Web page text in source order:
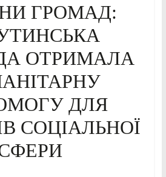
ГРОМАД:
ОТРИМАЛА
ДЛЯ
СОЦІАЛЬНОЇ